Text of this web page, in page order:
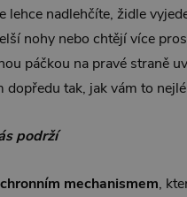
lehce nadlehčíte, židle
nohy nebo chtějí více
páčkou na pravé straně
dopředu tak, jak vám to
podrží
mechanismem,